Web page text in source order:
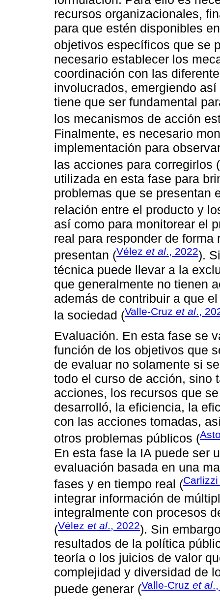
recursos organizacionales,
para que estén disponibles
objetivos específicos que se
necesario establecer los
coordinación con las
involucrados, emergiendo
tiene que ser fundamental
los mecanismos de acción
Finalmente, es necesario
implementación para
las acciones para corregirlos (
utilizada en esta fase para
problemas que se presentan
relación entre el producto y
así como para monitorear el
real para responder de
presentan (Vélez et al., 2022).
técnica puede llevar a la
que generalmente no tienen
además de contribuir a que
la sociedad (Valle-Cruz et al.,
Evaluación. En esta fase se
función de los objetivos que
de evaluar no solamente si
todo el curso de acción, sino
acciones, los recursos que
desarrolló, la eficiencia, la
con las acciones tomadas,
otros problemas públicos (
En esta fase la IA puede ser
evaluación basada en una
fases y en tiempo real (
integrar información de
integralmente con procesos
(Vélez et al., 2022). Sin
resultados de la política
teoría o los juicios de valor
complejidad y diversidad de
puede generar (Valle-Cruz et al